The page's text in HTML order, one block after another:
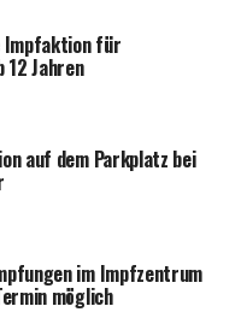
Impf­ak­ti­on für
12 Jahren
auf dem Park­platz bei
im Impf­zen­trum
möglich